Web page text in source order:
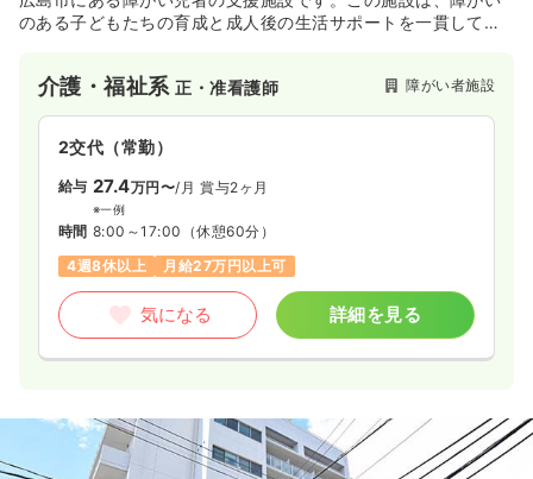
のある子どもたちの育成と成人後の生活サポートを一貫して行
由で楽しい環境作りを心がけております。
介護・福祉系正・准看護師 障がい者施設
2交代（常勤）
給与 27.4万円〜/月 賞与2ヶ月
※一例
時間 8:00～17:00 （休憩60分）
4週8休以上
月給27万円以上可
気になる 詳細を見る